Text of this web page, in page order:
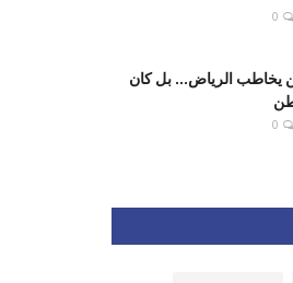
0
يخاطب الرياض... بل كان
0